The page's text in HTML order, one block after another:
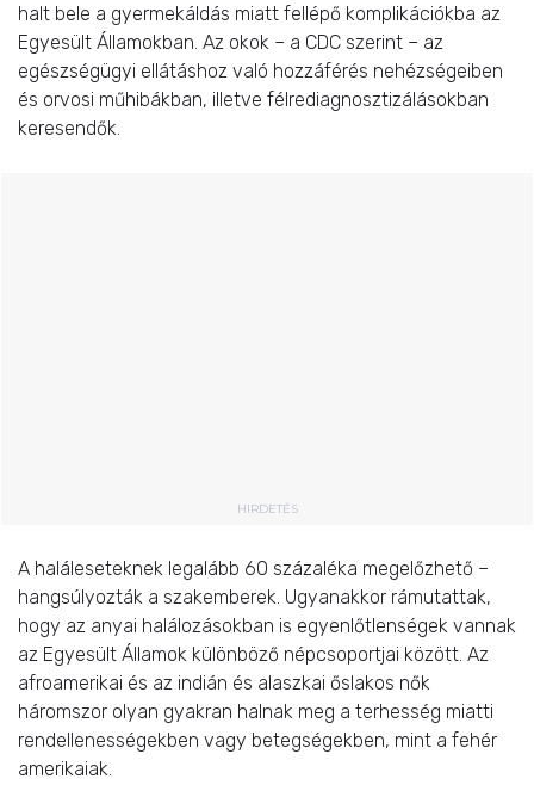
halt bele a gyermekáldás miatt fellépő komplikációkba az
Egyesült Államokban. Az okok – a CDC szerint – az
egészségügyi ellátáshoz való hozzáférés nehézségeiben
és orvosi műhibákban, illetve félrediagnosztizálásokban
keresendők.
HIRDETÉS
A haláleseteknek legalább 60 százaléka megelőzhető –
hangsúlyozták a szakemberek. Ugyanakkor rámutattak,
hogy az anyai halálozásokban is egyenlőtlenségek vannak
az Egyesült Államok különböző népcsoportjai között. Az
afroamerikai és az indián és alaszkai őslakos nők
háromszor olyan gyakran halnak meg a terhesség miatti
rendellenességekben vagy betegségekben, mint a fehér
amerikaiak.